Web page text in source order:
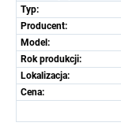
Typ:
Producent:
Model:
Rok produkcji:
Lokalizacja:
Cena: